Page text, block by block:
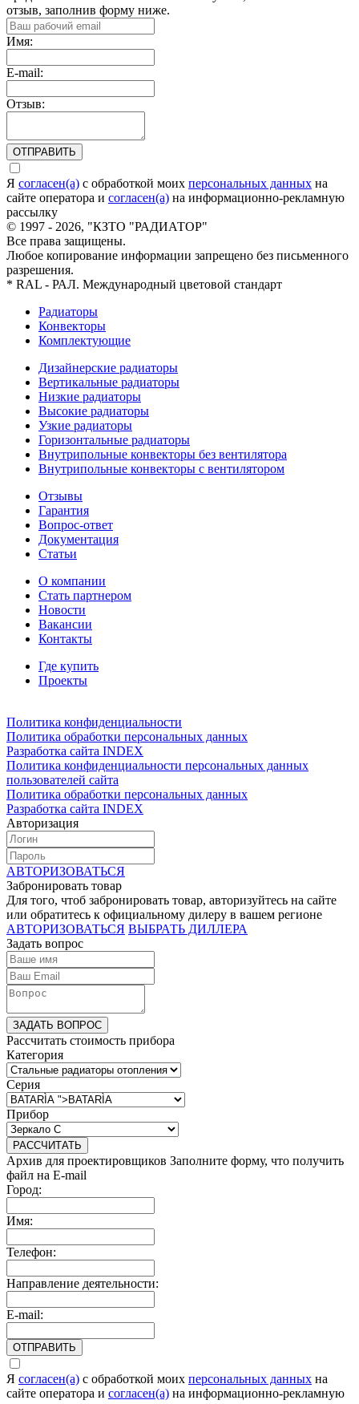
отзыв, заполнив форму ниже.
Имя:
E-mail:
Отзыв:
ОТПРАВИТЬ
Я согласен(а) c обработкой моих персональных данных на
сайте оператора и согласен(а) на информационно-рекламную
рассылку
© 1997 - 2026, "КЗТО "РАДИАТОР"
Все права защищены.
Любое копирование информации запрещено без письменного
разрешения.
* RAL - РАЛ. Международный цветовой стандарт
Радиаторы
Конвекторы
Комплектующие
Дизайнерские радиаторы
Вертикальные радиаторы
Низкие радиаторы
Высокие радиаторы
Узкие радиаторы
Горизонтальные радиаторы
Внутрипольные конвекторы без вентилятора
Внутрипольные конвекторы с вентилятором
Отзывы
Гарантия
Вопрос-ответ
Документация
Статьи
О компании
Стать партнером
Новости
Вакансии
Контакты
Где купить
Проекты
Политика конфиденциальности
Политика обработки персональных данных
Разработка сайта INDEX
Политика конфиденциальности персональных данных
пользователей сайта
Политика обработки персональных данных
Разработка сайта INDEX
Авторизация
АВТОРИЗОВАТЬСЯ
Забронировать товар
Для того, чтоб забронировать товар, авторизуйтесь на сайте
или обратитесь к официальному дилеру в вашем регионе
АВТОРИЗОВАТЬСЯ ВЫБРАТЬ ДИЛЛЕРА
Задать вопрос
ЗАДАТЬ ВОПРОС
Рассчитать стоимость прибора
Категория
Серия
Прибор
РАССЧИТАТЬ
Архив для проектировщиков Заполните форму, что получить
файл на E-mail
Город:
Имя:
Телефон:
Направление деятельности:
E-mail:
ОТПРАВИТЬ
Я согласен(а) c обработкой моих персональных данных на
сайте оператора и согласен(а) на информационно-рекламную